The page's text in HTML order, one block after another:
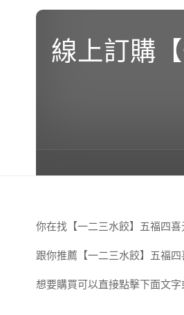
線上訂購
你在找【一二三水餃】五福四喜
跟你推薦【一二三水餃】五福
想要購買可以直接點擊下面文